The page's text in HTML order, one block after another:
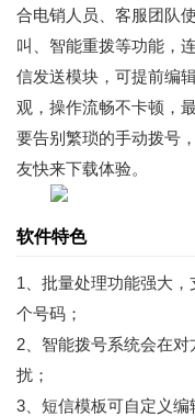
合电销人员、客服团队
叫、智能重拨等功能，
信发送模块，可提前编
观，操作流畅不卡顿，
要告别繁琐的手动拨号
友快来下载体验。
软件特色
1、批量处理功能强大
个号码；
2、智能拨号系统会在
扰；
3、短信模板可自定义编